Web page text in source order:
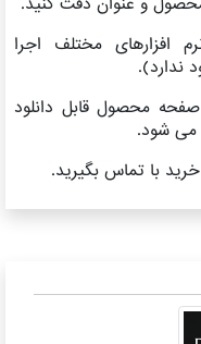
افزارهای مختلف اجرا
محصول قابل دانلود
شود.